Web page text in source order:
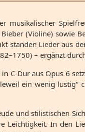
(Violine) sowie
standen Lieder aus
– ergänzt
C-Dur aus Opus 6
ein wenig
und stilistischen
In den